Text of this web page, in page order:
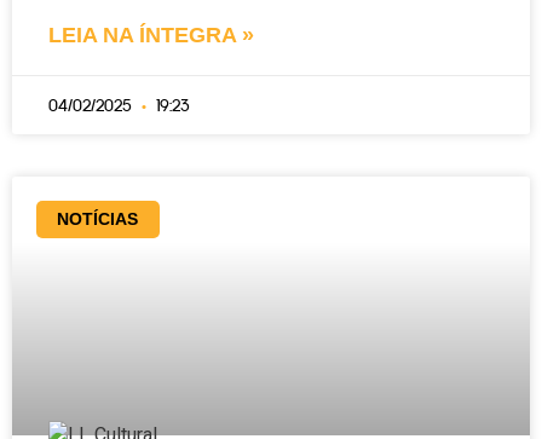
LEIA NA ÍNTEGRA »
04/02/2025 19:23
NOTÍCIAS